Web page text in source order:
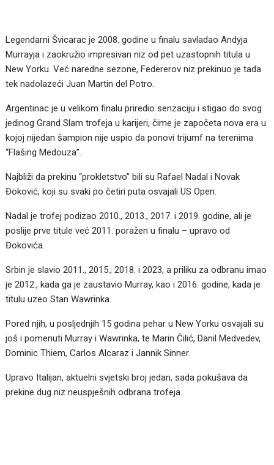
Legendarni Švicarac je 2008. godine u finalu savladao Andyja
Murrayja i zaokružio impresivan niz od pet uzastopnih titula u
New Yorku. Već naredne sezone, Federerov niz prekinuo je tada
tek nadolazeći Juan Martin del Potro.
Argentinac je u velikom finalu priredio senzaciju i stigao do svog
jedinog Grand Slam trofeja u karijeri, čime je započeta nova era u
kojoj nijedan šampion nije uspio da ponovi trijumf na terenima
“Flašing Medouza”.
Najbliži da prekinu “prokletstvo” bili su Rafael Nadal i Novak
Đoković, koji su svaki po četiri puta osvajali US Open.
Nadal je trofej podizao 2010., 2013., 2017. i 2019. godine, ali je
poslije prve titule već 2011. poražen u finalu – upravo od
Đokovića.
Srbin je slavio 2011., 2015., 2018. i 2023, a priliku za odbranu imao
je 2012., kada ga je zaustavio Murray, kao i 2016. godine, kada je
titulu uzeo Stan Wawrinka.
Pored njih, u posljednjih 15 godina pehar u New Yorku osvajali su
još i pomenuti Murray i Wawrinka, te Marin Čilić, Danil Medvedev,
Dominic Thiem, Carlos Alcaraz i Jannik Sinner.
Upravo Italijan, aktuelni svjetski broj jedan, sada pokušava da
prekine dug niz neuspješnih odbrana trofeja.